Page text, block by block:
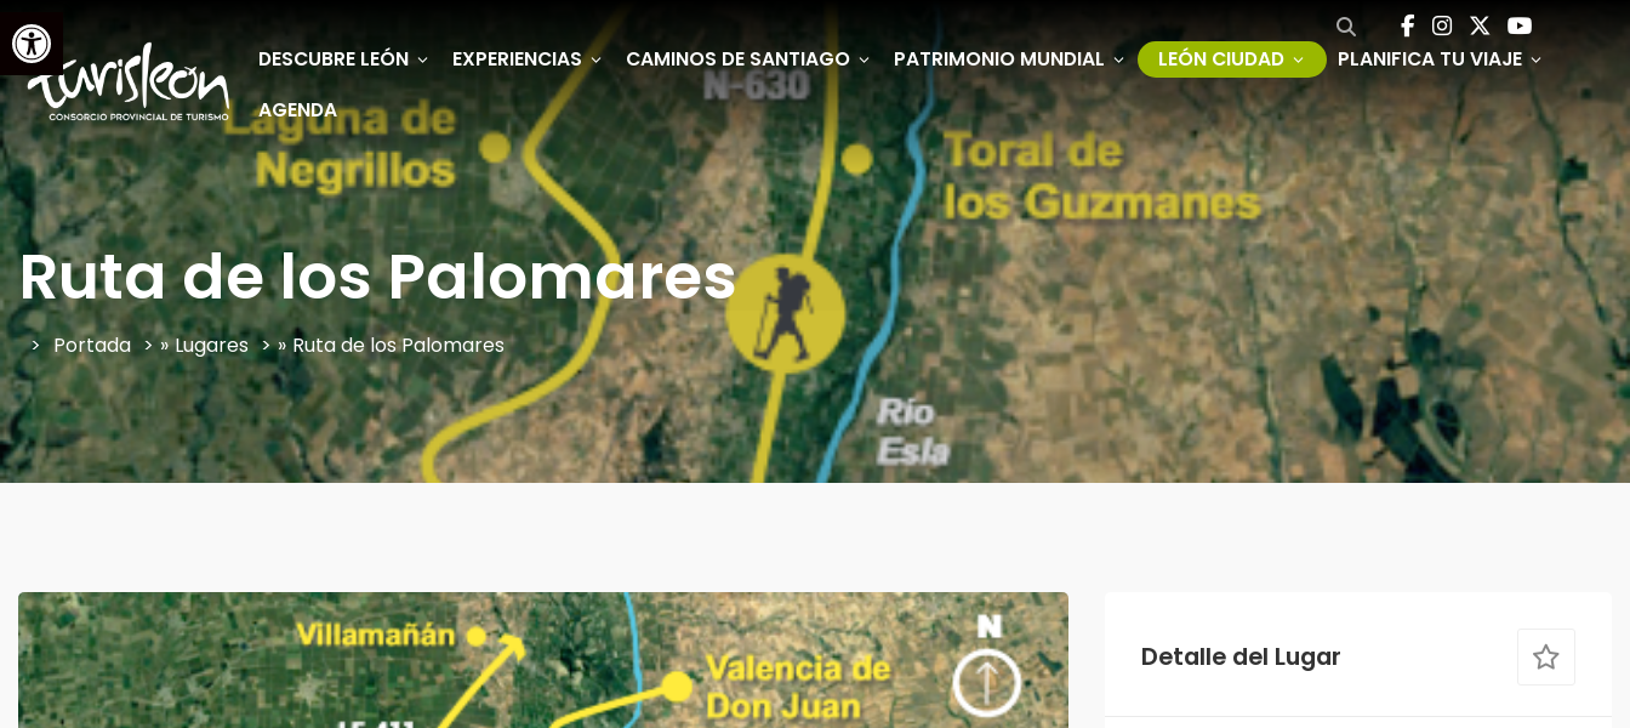
DESCUBRE LEÓN EXPERIENCIAS CAMINOS DE SANTIAGO PATRIMONIO MUNDIAL LEÓN CIUDAD
PLANIFICA TU VIAJE
AGENDA
Ruta de los Palomares
Portada » Lugares » Ruta de los Palomares
Detalle del Lugar
Abrir barra de herramientas